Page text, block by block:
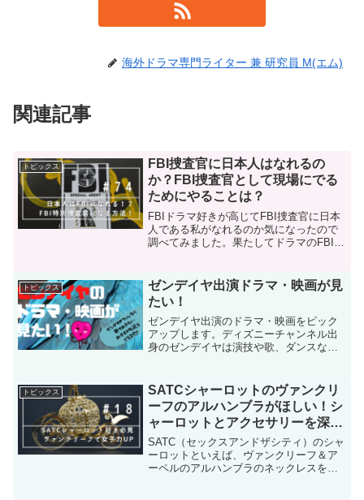
海外ドラマ専門ライター 兼 研究員 M(エム)
関連記事
トピックス
FBI捜査官に日本人はなれるの
か？FBI捜査官として現場にでる
ためにやることは？
FBIドラマ好きが高じてFBI捜査官に日本
人である私がなれるのか気になったので
調べてみました。果たしてドラマのFBI捜
トピックス
ゼンデイヤ出演ドラマ・映画が見
たい！
ゼンデイヤ出演のドラマ・映画をピック
アップします。ディズニーチャンネル出
身のゼンデイヤは演技や歌、ダンスなど
ァッションにも注目されているゼンデイ
ヤについてご紹介します！
トピックス
SATCシャーロットのヴァンクリ
ーフのアルハンブラがほしい！シ
ャーロットとアクセサリーを深
堀！
SATC（セックスアンドザシティ）のシャ
ーロットといえば、ヴァンクリーフ＆ア
ーペルのアルハンブラのネックレスを女